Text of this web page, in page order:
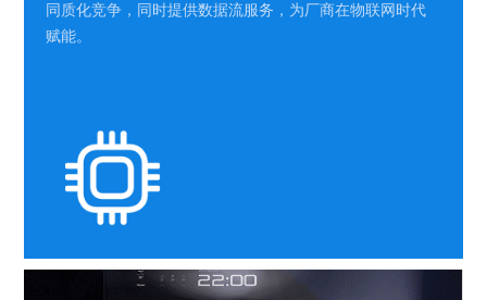
同质化竞争，同时提供数据流服务，为厂商在物联网时代
赋能。